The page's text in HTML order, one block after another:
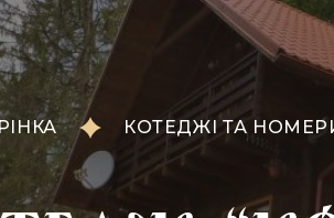
КОТЕДЖІ ТА